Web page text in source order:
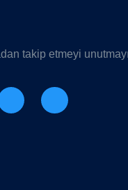
takip etmeyi